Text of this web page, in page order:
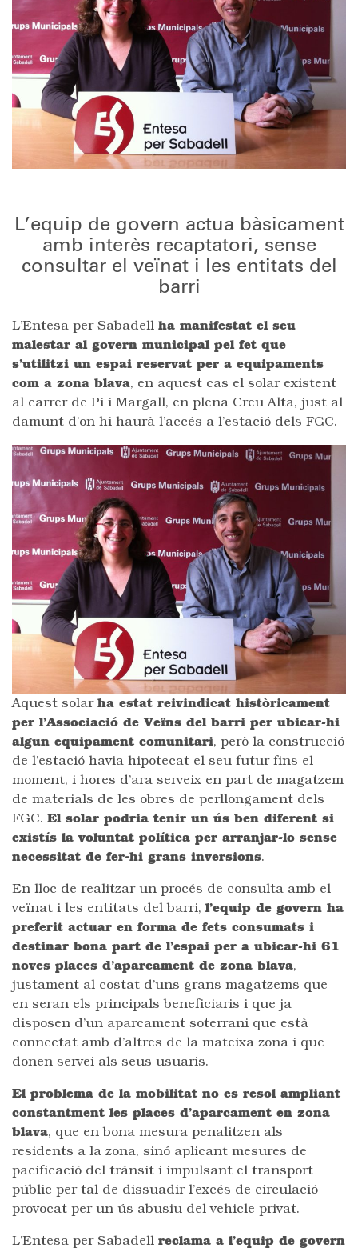
L’equip de govern actua bàsicament
amb interès recaptatori, sense
consultar el veïnat i les entitats del
barri
L’Entesa per Sabadell ha manifestat el seu
malestar al govern municipal pel fet que
s’utilitzi un espai reservat per a equipaments
com a zona blava, en aquest cas el solar existent
al carrer de Pi i Margall, en plena Creu Alta, just al
damunt d’on hi haurà l’accés a l’estació dels FGC.
Aquest solar ha estat reivindicat històricament
per l’Associació de Veïns del barri per ubicar-hi
algun equipament comunitari, però la construcció
de l’estació havia hipotecat el seu futur fins el
moment, i hores d’ara serveix en part de magatzem
de materials de les obres de perllongament dels
FGC. El solar podria tenir un ús ben diferent si
existís la voluntat política per arranjar-lo sense
necessitat de fer-hi grans inversions.
En lloc de realitzar un procés de consulta amb el
veïnat i les entitats del barri, l’equip de govern ha
preferit actuar en forma de fets consumats i
destinar bona part de l’espai per a ubicar-hi 61
noves places d’aparcament de zona blava,
justament al costat d’uns grans magatzems que
en seran els principals beneficiaris i que ja
disposen d’un aparcament soterrani que està
connectat amb d’altres de la mateixa zona i que
donen servei als seus usuaris.
El problema de la mobilitat no es resol ampliant
constantment les places d’aparcament en zona
blava, que en bona mesura penalitzen als
residents a la zona, sinó aplicant mesures de
pacificació del trànsit i impulsant el transport
públic per tal de dissuadir l’excés de circulació
provocat per un ús abusiu del vehicle privat.
L’Entesa per Sabadell reclama a l’equip de govern